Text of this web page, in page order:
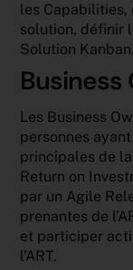
les Capabilities,
solution, définir
Solution Kanban.
Business
Les Business
personnes
principales de
Return on
par un Agile
prenantes de
et participer
l’ART.